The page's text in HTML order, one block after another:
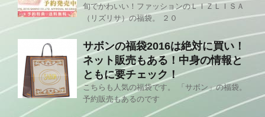
旬でかわいい！ファッションのＬＩＺＬＩＳＡ
（リズリサ）の福袋。 ２０
サボンの福袋2016は絶対に買い！
ネット販売もある！中身の情報と
ともに要チェック！
こちらも人気の福袋です。 「サボン」の福袋。
予約販売もあるのです